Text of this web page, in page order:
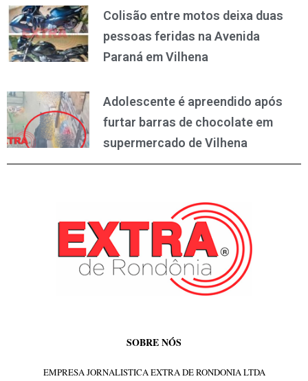
Colisão entre motos deixa duas
pessoas feridas na Avenida
Paraná em Vilhena
Adolescente é apreendido após
furtar barras de chocolate em
supermercado de Vilhena
SOBRE NÓS
EMPRESA JORNALISTICA EXTRA DE RONDONIA LTDA